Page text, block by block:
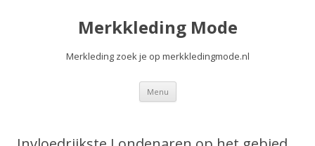
Merkkleding Mode
Merkleding zoek je op merkkledingmode.nl
Menu Spring
de